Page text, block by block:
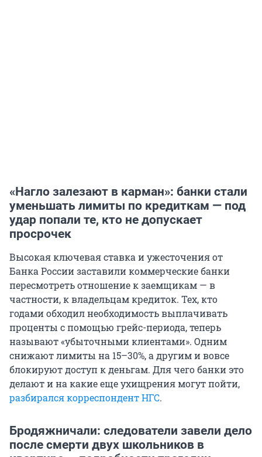
«Нагло залезают в карман»: банки стали
уменьшать лимиты по кредиткам — под
удар попали те, кто не допускает
просрочек
Высокая ключевая ставка и ужесточения от
Банка России заставили коммерческие банки
пересмотреть отношение к заемщикам — в
частности, к владельцам кредиток. Тех, кто
годами обходил необходимость выплачивать
проценты с помощью грейс-периода, теперь
называют «убыточными клиентами». Одним
снижают лимиты на 15–30%, а другим и вовсе
блокируют доступ к деньгам. Для чего банки это
делают и на какие еще ухищрения могут пойти,
разбирался корреспондент НГС.
Бродяжничали: следователи завели дело
после смерти двух школьников в